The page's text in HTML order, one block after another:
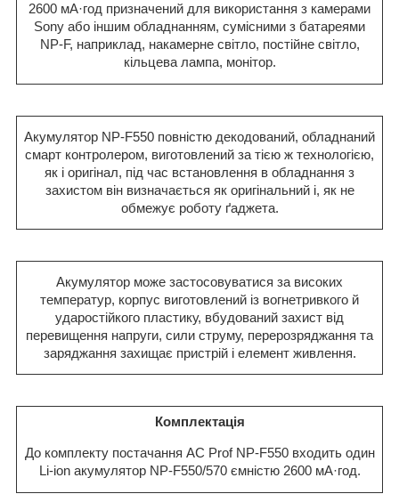
2600 мА·год призначений для використання з камерами
Sony або іншим обладнанням, сумісними з батареями
NP-F, наприклад, накамерне світло, постійне світло,
кільцева лампа, монітор.
Акумулятор NP-F550 повністю декодований, обладнаний
смарт контролером, виготовлений за тією ж технологією,
як і оригінал, під час встановлення в обладнання з
захистом він визначається як оригінальний і, як не
обмежує роботу ґаджета.
Акумулятор може застосовуватися за високих
температур, корпус виготовлений із вогнетривкого й
ударостійкого пластику, вбудований захист від
перевищення напруги, сили струму, перерозряджання та
заряджання захищає пристрій і елемент живлення.
Комплектація
До комплекту постачання AC Prof NP-F550 входить один
Li-ion акумулятор NP-F550/570 ємністю 2600 мА·год.